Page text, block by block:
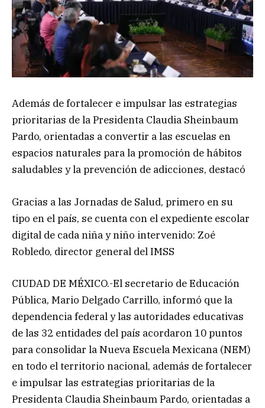
Además de fortalecer e impulsar las estrategias
prioritarias de la Presidenta Claudia Sheinbaum
Pardo, orientadas a convertir a las escuelas en
espacios naturales para la promoción de hábitos
saludables y la prevención de adicciones, destacó
Gracias a las Jornadas de Salud, primero en su
tipo en el país, se cuenta con el expediente escolar
digital de cada niña y niño intervenido: Zoé
Robledo, director general del IMSS
CIUDAD DE MÉXICO.-El secretario de Educación
Pública, Mario Delgado Carrillo, informó que la
dependencia federal y las autoridades educativas
de las 32 entidades del país acordaron 10 puntos
para consolidar la Nueva Escuela Mexicana (NEM)
en todo el territorio nacional, además de fortalecer
e impulsar las estrategias prioritarias de la
Presidenta Claudia Sheinbaum Pardo, orientadas a